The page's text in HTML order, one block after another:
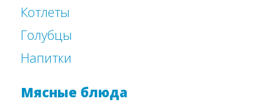
Котлеты
Голубцы
Напитки
Мясные блюда